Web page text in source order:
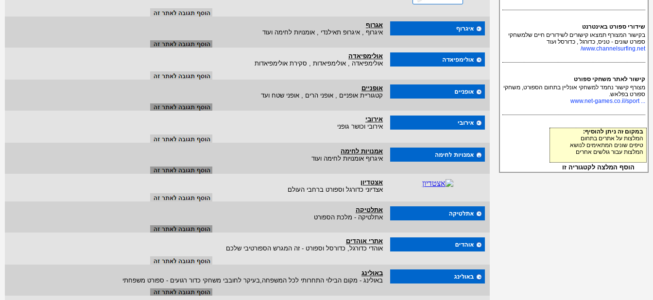
אגרוף
איגרוף , איגרופ תאילנדי , אומנויות לחימה ועוד
אולימפיאדה
אולימפיאדה , אולימפיאדות , סקירת אולימפיאדות
אופניים
קטגוריית אופניים , אופני הרים , אופני שטח ועד
אירובי
אירובי וכושר גופני
אמנויות לחימה
איגרוף אומנויות לחימה ועוד
אצטדיון
אצדיוני כדורגל וספורט ברחבי העולם
אתלטיקה
אתלטיקה - מלכת הספורט
אתרי אוהדים
אוהדי כדורגל, כדורסל וספורט - זה המגרש הספורטיבי שלכם
באולינג
באולינג - מקום הבילוי התחרותי לכל המשפחה,בעיקר לחובבי משחקי כדור רגועים - ספורט משפחתי
שידורי ספורט באינטרנט
בקישור המצורף תמצאו קישורים לשידורים חיים שלמשחקי
ספורט שונים - טניס, כדורגל , כדורסל ועוד
www.channelsurfing.net/
קישור לאתר משחקי ספורט
מצורף קישור נחמד למשחקי אונליין בתחום הספורט, משחקי
ספורט בפלאש.
... www.net-games.co.il/sport
במקום זה ניתן להוסיף:
המלצות על אתרים בתחום
טיפים שונים המתאימים לנושא
המלצות עבור גולשים אחרים
הוסף המלצה לקטגוריה זו